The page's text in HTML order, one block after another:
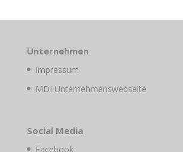
Unternehmen
Impressum
MDI Unternehmenswebseite
Social Media
Facebook